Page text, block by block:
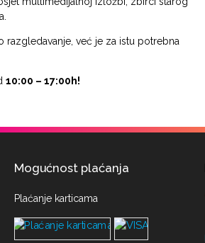
razgledavanje, već je za istu potrebna
10:00 – 17:00h!
Mogućnost plaćanja
Plaćanje karticama